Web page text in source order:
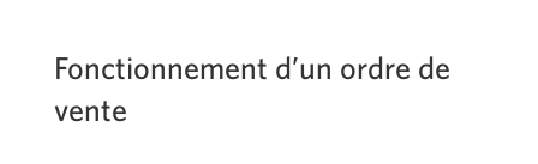
Fonctionnement d’un ordre de
vente